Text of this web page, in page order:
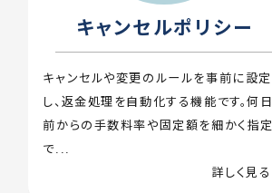
キャンセルポリシー
キャンセルや変更のルールを事前に設定
し、返金処理を自動化する機能です。何日
前からの手数料率や固定額を細かく指定
で...
詳しく見る